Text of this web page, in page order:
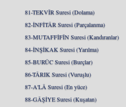
81-TEKVÎR Suresi (Dolama)
82-İNFİTÂR Suresi (Parçalanma)
83-MUTAFFİFÎN Suresi (Kandıranlar)
84-İNŞİKAK Suresi (Yarılma)
85-BURÛC Suresi (Burçlar)
86-TÂRIK Suresi (Vuruşlu)
87-A'LÂ Suresi (En yüce)
88-GÂŞİYE Suresi (Kuşatan)